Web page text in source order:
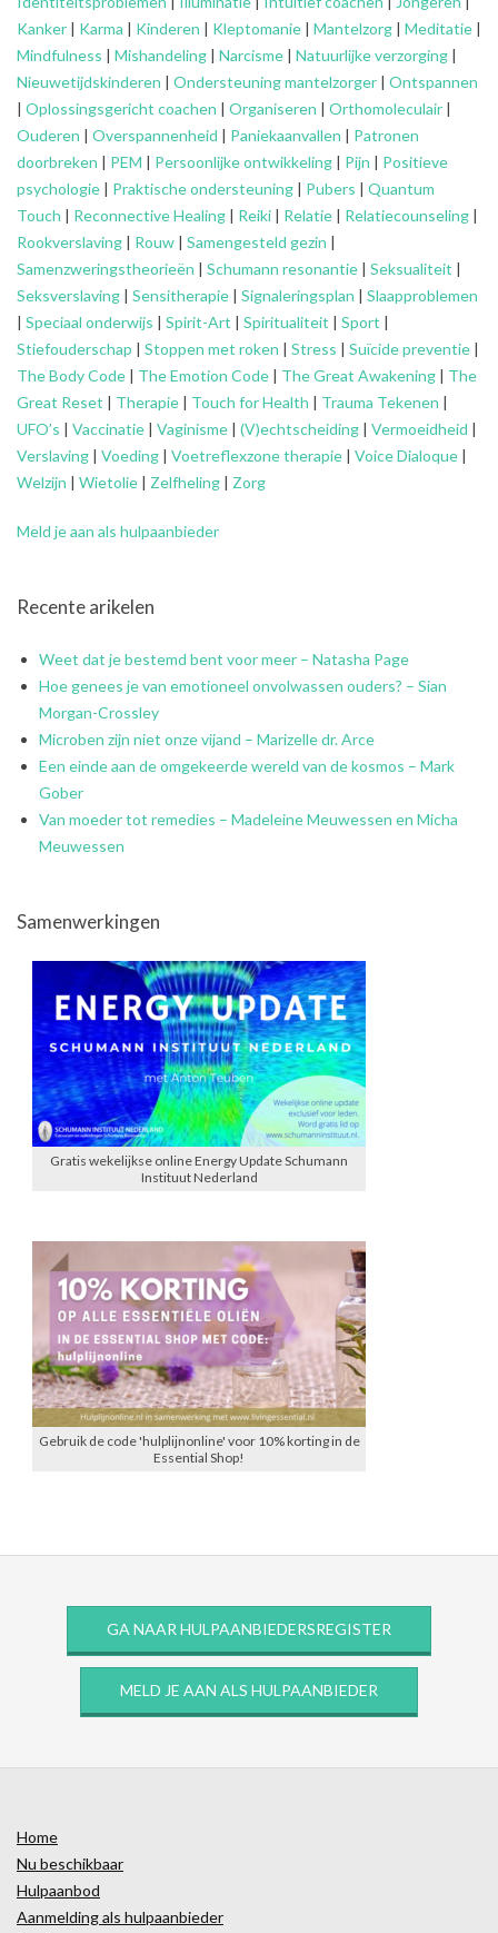
Kanker | Karma | Kinderen | Kleptomanie | Mantelzorg | Meditatie |
Mindfulness | Mishandeling | Narcisme | Natuurlijke verzorging |
Nieuwetijdskinderen | Ondersteuningmantelzorger | Ontspannen
| Oplossingsgericht coachen | Organiseren | Orthomoleculair |
Ouderen | Overspannenheid | Paniekaanvallen | Patronen
doorbreken | PEM | Persoonlijke ontwikkeling | Pijn | Positieve
psychologie | Praktische ondersteuning | Pubers | Quantum
Touch | Reconnective Healing | Reiki | Relatie | Relatiecounseling |
Rookverslaving | Rouw | Samengesteld gezin |
Samenzweringstheorieën | Schumann resonantie | Seksualiteit |
Seksverslaving | Sensitherapie | Signaleringsplan | Slaapproblemen
| Speciaal onderwijs | Spirit-Art | Spiritualiteit | Sport |
Stiefouderschap | Stoppen met roken | Stress | Suïcide preventie |
The Body Code | The Emotion Code | The Great Awakening | The
Great Reset | Therapie | Touch for Health | Trauma Tekenen |
UFO’s | Vaccinatie | Vaginisme | (V)echtscheiding | Vermoeidheid |
Verslaving | Voeding | Voetreflexzone therapie | Voice Dialoque |
Welzijn | Wietolie | Zelfheling | Zorg
Meld je aan als hulpaanbieder
Recente arikelen
Weet dat je bestemd bent voor meer – Natasha Page
Hoe genees je van emotioneel onvolwassen ouders? – Sian
Morgan-Crossley
Microben zijn niet onze vijand – Marizelle dr. Arce
Een einde aan de omgekeerde wereld van de kosmos – Mark
Gober
Van moeder tot remedies – Madeleine Meuwessen en Micha
Meuwessen
Samenwerkingen
Gratis wekelijkse online Energy Update Schumann
Instituut Nederland
Gebruik de code 'hulplijnonline' voor 10% korting in de
Essential Shop!
GA NAAR HULPAANBIEDERSREGISTER
MELD JE AAN ALS HULPAANBIEDER
Home
Nu beschikbaar
Hulpaanbod
Aanmelding als hulpaanbieder